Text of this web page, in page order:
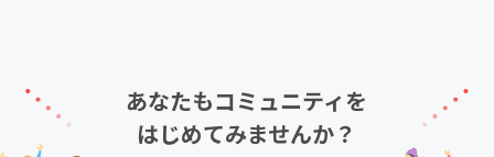
あなたもコミュニティを
はじめてみませんか？